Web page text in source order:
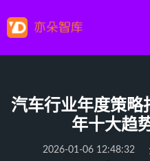
汽车行业年度策略
年十大趋
2026-01-06 12:48:32